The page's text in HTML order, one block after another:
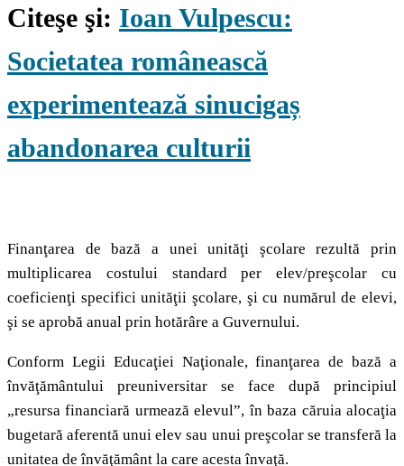
Citeşe şi: Ioan Vulpescu:
Societatea românească
experimentează sinucigaș
abandonarea culturii
Finanţarea de bază a unei unităţi şcolare rezultă prin
multiplicarea costului standard per elev/preşcolar cu
coeficienţi specifici unităţii şcolare, şi cu numărul de elevi,
şi se aprobă anual prin hotărâre a Guvernului.
Conform Legii Educaţiei Naţionale, finanţarea de bază a
învăţământului preuniversitar se face după principiul
„resursa financiară urmează elevul”, în baza căruia alocaţia
bugetară aferentă unui elev sau unui preşcolar se transferă la
unitatea de învăţământ la care acesta învaţă.